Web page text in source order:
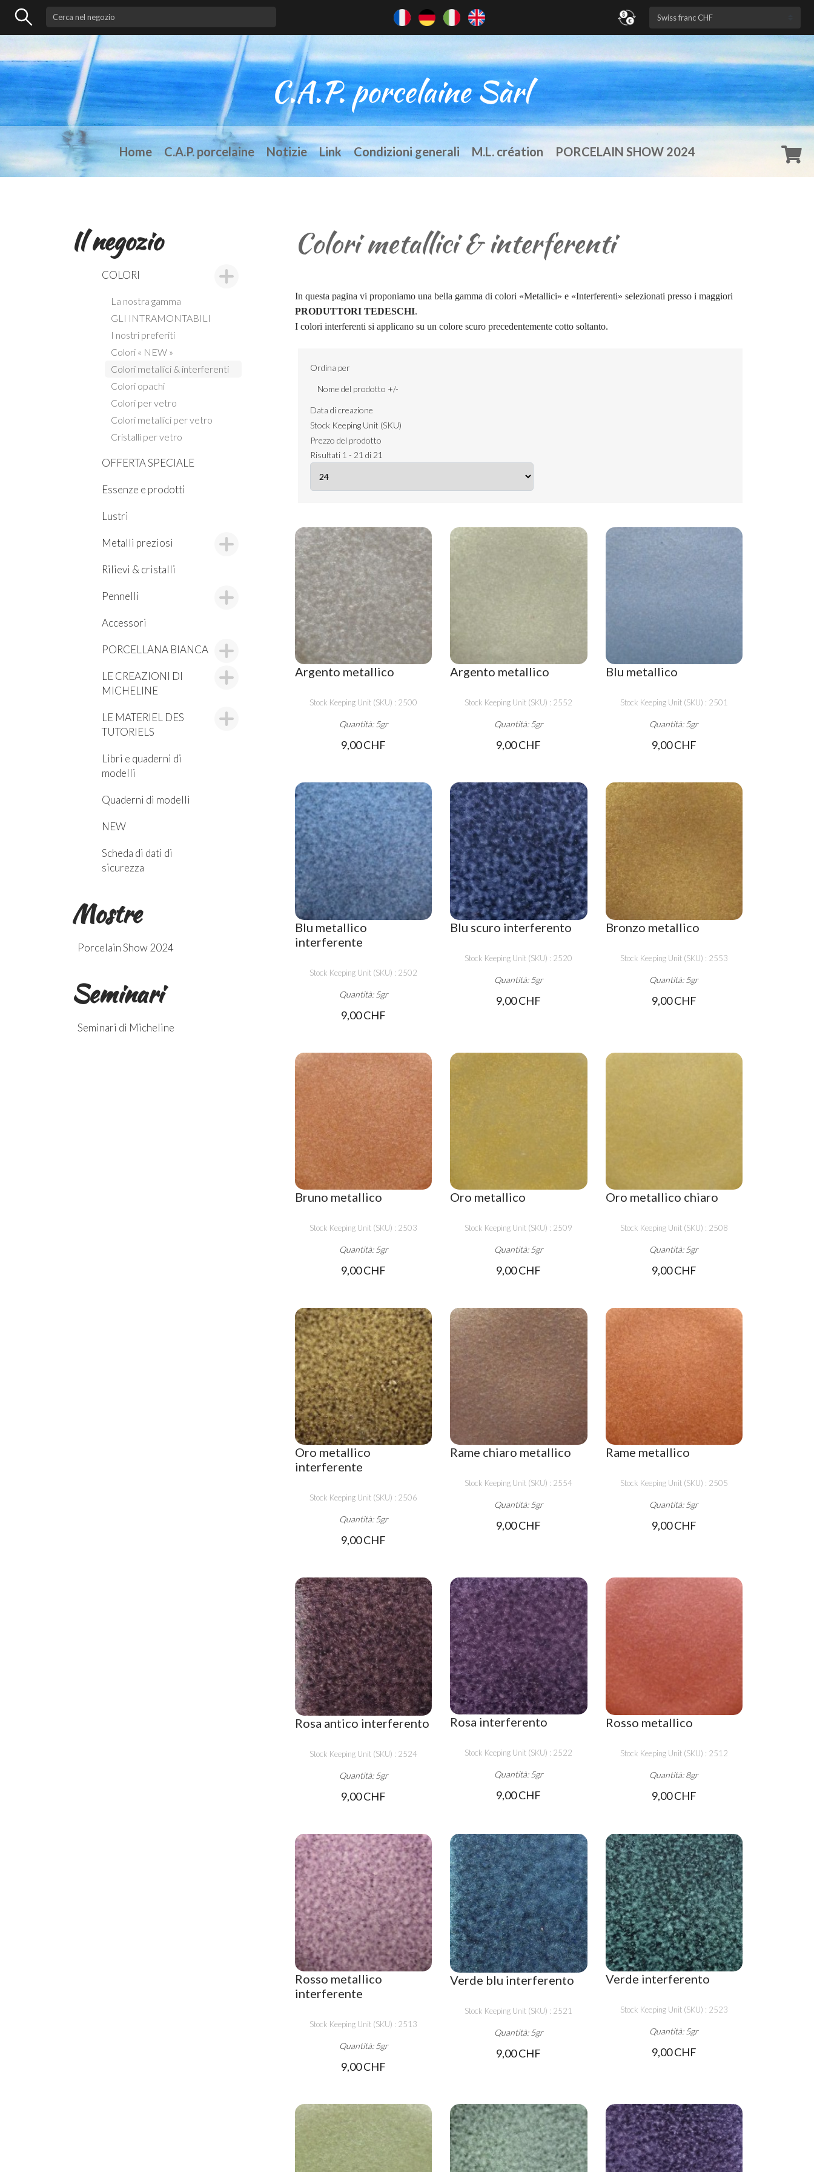
Home C.A.P. porcelaine Notizie Link Condizioni generali M.L. création PORCELAIN SHOW 2024
Il negozio
COLORI
La nostra gamma
GLI INTRAMONTABILI
I nostri preferiti
Colori « NEW »
Colori metallici & interferenti
Colori opachi
Colori per vetro
Colori metallici per vetro
Cristalli per vetro
OFFERTA SPECIALE
Essenze e prodotti
Lustri
Metalli preziosi
Rilievi & cristalli
Pennelli
Accessori
PORCELLANA BIANCA
LE CREAZIONI DI
MICHELINE
LE MATERIEL DES
TUTORIELS
Libri e quaderni di
modelli
Quaderni di modelli
NEW
Scheda di dati di
sicurezza
Mostre
Porcelain Show 2024
Seminari
Seminari di Micheline
Colori metallici & interferenti
In questa pagina vi proponiamo una bella gamma di colori «Metallici» e «Interferenti» selezionati presso i maggiori
PRODUTTORI TEDESCHI.
I colori interferenti si applicano su un colore scuro precedentemente cotto soltanto.
Ordina per
Nome del prodotto +/-
Data di creazione
Stock Keeping Unit (SKU)
Prezzo del prodotto
Risultati 1 - 21 di 21
Argento metallico
Stock Keeping Unit (SKU) : 2500
Quantità: 5gr
9,00 CHF
Argento metallico
Stock Keeping Unit (SKU) : 2552
Quantità: 5gr
9,00 CHF
Blu metallico
Stock Keeping Unit (SKU) : 2501
Quantità: 5gr
9,00 CHF
Blu metallico
interferente
Stock Keeping Unit (SKU) : 2502
Quantità: 5gr
9,00 CHF
Blu scuro interferento
Stock Keeping Unit (SKU) : 2520
Quantità: 5gr
9,00 CHF
Bronzo metallico
Stock Keeping Unit (SKU) : 2553
Quantità: 5gr
9,00 CHF
Bruno metallico
Stock Keeping Unit (SKU) : 2503
Quantità: 5gr
9,00 CHF
Oro metallico
Stock Keeping Unit (SKU) : 2509
Quantità: 5gr
9,00 CHF
Oro metallico chiaro
Stock Keeping Unit (SKU) : 2508
Quantità: 5gr
9,00 CHF
Oro metallico
interferente
Stock Keeping Unit (SKU) : 2506
Quantità: 5gr
9,00 CHF
Rame chiaro metallico
Stock Keeping Unit (SKU) : 2554
Quantità: 5gr
9,00 CHF
Rame metallico
Stock Keeping Unit (SKU) : 2505
Quantità: 5gr
9,00 CHF
Rosa antico interferento
Stock Keeping Unit (SKU) : 2524
Quantità: 5gr
9,00 CHF
Rosa interferento
Stock Keeping Unit (SKU) : 2522
Quantità: 5gr
9,00 CHF
Rosso metallico
Stock Keeping Unit (SKU) : 2512
Quantità: 8gr
9,00 CHF
Rosso metallico
interferente
Stock Keeping Unit (SKU) : 2513
Quantità: 5gr
9,00 CHF
Verde blu interferento
Stock Keeping Unit (SKU) : 2521
Quantità: 5gr
9,00 CHF
Verde interferento
Stock Keeping Unit (SKU) : 2523
Quantità: 5gr
9,00 CHF